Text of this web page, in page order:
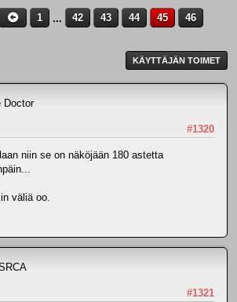
1 ... 42 43 44 45
46
KÄYTTÄJÄN TOIMET
Doctor
#1320
niin se on näköjään 180 astetta
väliä oo.
#1321